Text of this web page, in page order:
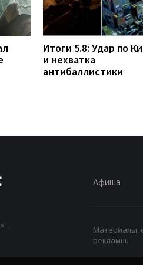
Итоги 5.8: Удар по
и нехватка
антибаллистики
Афиша
Материалы,
рекламы.